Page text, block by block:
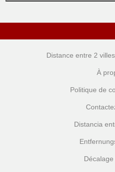
Distance entre 2 villes
À
Politique de
Distancia